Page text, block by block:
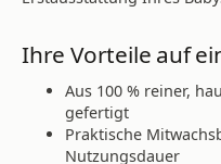
Ihre Vorteile auf
Aus 100 % reiner,
gefertigt
Praktische
Nutzungsdauer